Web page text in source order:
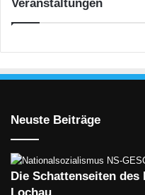
Veranstaltungen
Neuste Beiträge
Die Schattenseiten